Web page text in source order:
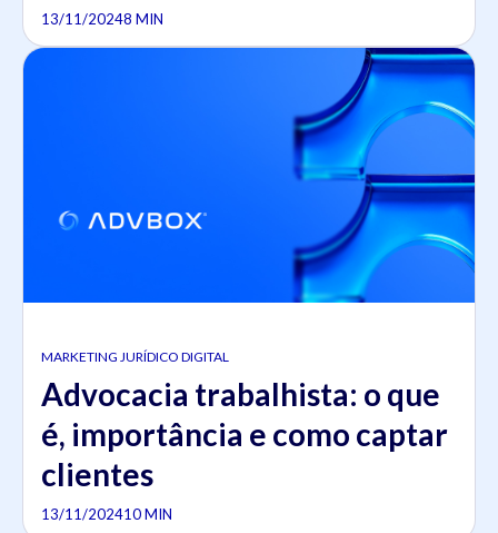
13/11/20248 MIN
MARKETING JURÍDICO DIGITAL
Advocacia trabalhista: o que
é, importância e como captar
clientes
13/11/202410 MIN